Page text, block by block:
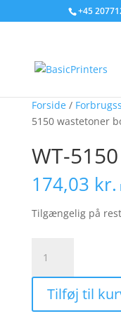
+45
Forside/
5150 wastetoner
WT-
174,03 kr.
Tilgængelig på
5150
wastetoner
box
antal
Tilføj til